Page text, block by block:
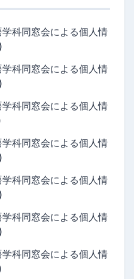
科同窓会による個人情
科同窓会による個人情
科同窓会による個人情
科同窓会による個人情
科同窓会による個人情
科同窓会による個人情
科同窓会による個人情